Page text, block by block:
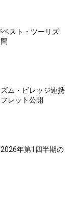
スト・ツーリズ
ム・ビレッジ連携
レット公開
年第1四半期の